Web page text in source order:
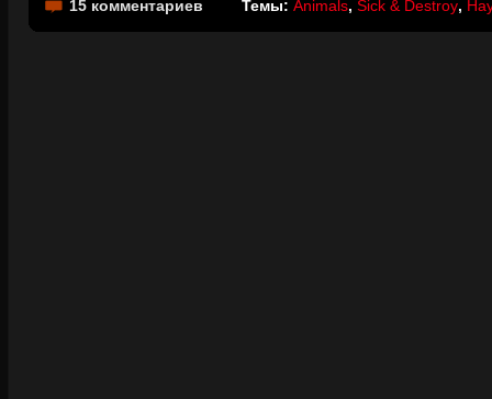
15 комментариев Темы: Animals, Sick & Destroy,